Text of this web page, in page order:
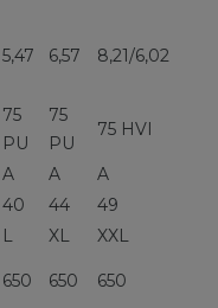
5,47 6,57 8,21/6,02
75
PU
75
PU
75 HVI
A A
A
40 44
49
L XL
XXL
650 650 650